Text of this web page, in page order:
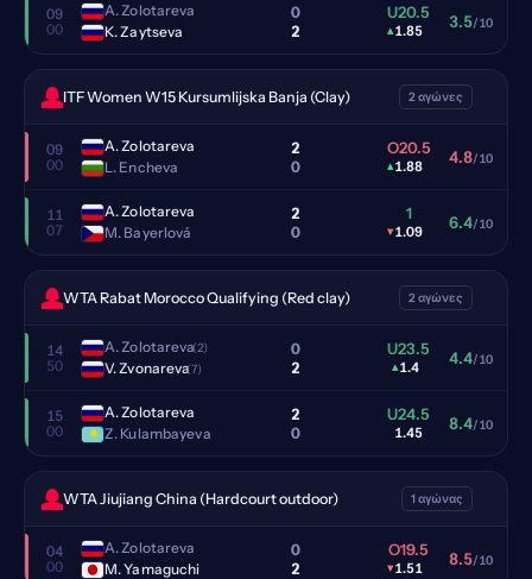
09
00
A. Zolotareva
K. Zaytseva
0
2
U20.5
▴1.85 3.5/10
ITF Women W15 Kursumlijska Banja (Clay) 2 αγώνες
09
00
A. Zolotareva
L. Encheva
2
0
O20.5
▴1.88 4.8/10
11
07
A. Zolotareva
M. Bayerlová
2
0
1
▾1.09 6.4/10
WTA Rabat Morocco Qualifying (Red clay) 2 αγώνες
14
50
A. Zolotareva(2)
V. Zvonareva(7)
0
2
U23.5
▴1.4 4.4/10
15
00
A. Zolotareva
Z. Kulambayeva
2
0
U24.5
1.45 8.4/10
WTA Jiujiang China (Hardcourt outdoor) 1 αγώνας
04
00
A. Zolotareva
M. Yamaguchi
0
2
O19.5
▾1.51 8.5/10